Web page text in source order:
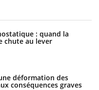
: quand la
chute au lever
déformation des
conséquences graves